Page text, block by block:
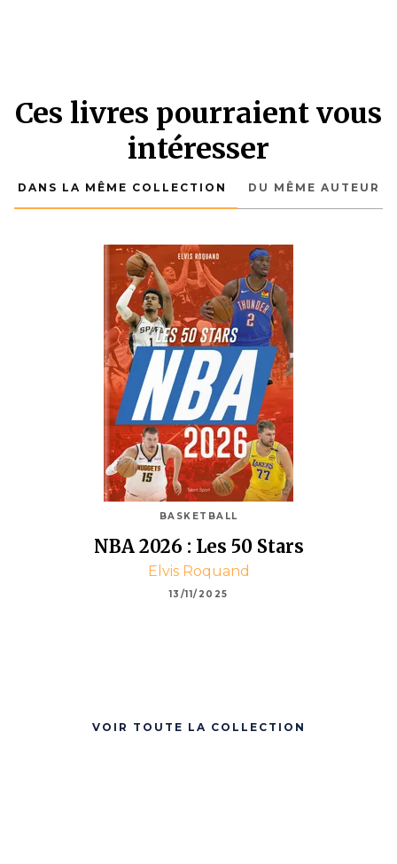
Ces livres pourraient vous
intéresser
DANS LA MÊME COLLECTION DU MÊME AUTEUR
BASKETBALL
NBA 2026 : Les 50 Stars
Elvis Roquand
13/11/2025
VOIR TOUTE LA COLLECTION